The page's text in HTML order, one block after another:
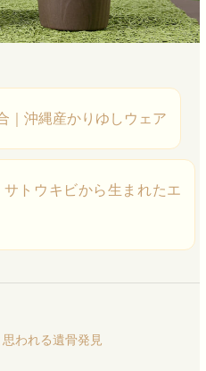
｜沖縄産かりゆしウェア
トウキビから生まれたエ
われる遺骨発見